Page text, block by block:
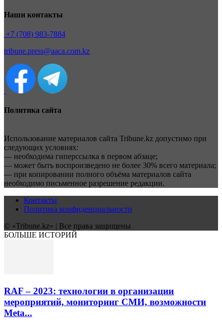
Наши контакты
+7 (708) 983-7884
tribune.press@aaca.com.kz
Политика сайта
Использование материалов сайта Tribune.kz допустимо при
следующих условиях:
— необходима гиперссылка в первом абзаце;
— может быть воспроизведено не более 30% всего материала;
— при копировании полного объёма материалов сайта
необходимо письменное разрешение редакции.
Контакты
Политика конфиденциальности
© «Tribune.kz» | Все права защищены
БОЛЬШЕ ИСТОРИЙ
RAF – 2023: технологии в организации
мероприятий, мониторинг СМИ, возможности
Meta...